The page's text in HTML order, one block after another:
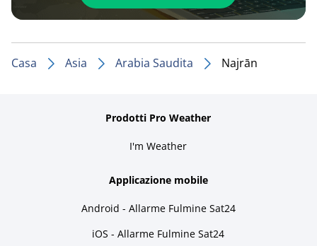
Casa Asia Arabia Saudita Najrān
Prodotti Pro Weather
I'm Weather
Applicazione mobile
Android - Allarme Fulmine Sat24
iOS - Allarme Fulmine Sat24